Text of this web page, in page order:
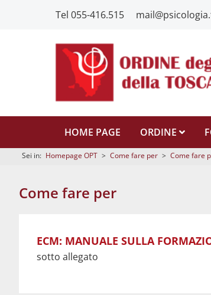
Tel 055-416.515
HOME PAGE ORDINE
Sei in: Homepage OPT > Come fare per > Come fare
Come fare per
ECM: MANUALE SULLA
sotto allegato